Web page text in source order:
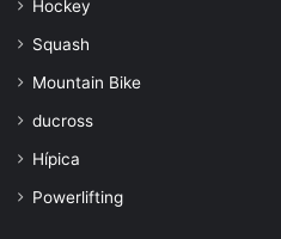
Hockey
Squash
Mountain Bike
ducross
Hípica
Powerlifting